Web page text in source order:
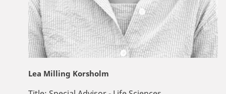
Lea Milling Korsholm